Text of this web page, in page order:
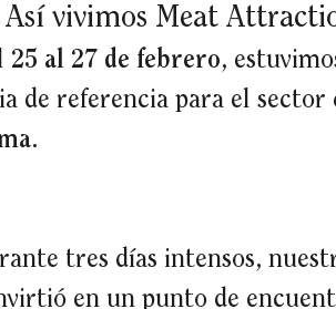
Así vivimos Meat
25 al 27 de febrero,
de referencia para el
.
tres días intensos,
en un punto de